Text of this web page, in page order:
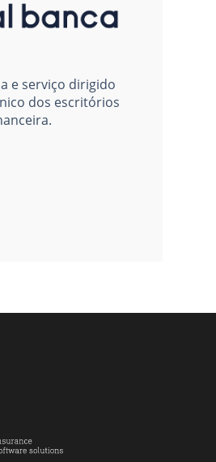
e serviço dirigido
dos escritórios